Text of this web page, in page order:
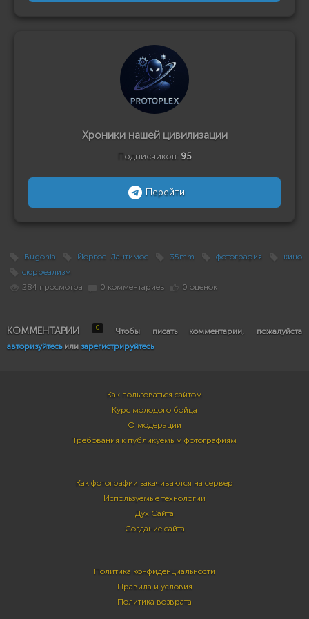
Хроники нашей цивилизации
Подписчиков: 95
Перейти
Bugonia Йоргос Лантимос 35mm фотография
кино
сюрреализм
284 просмотра
0 комментариев 0 оценок
КОММЕНТАРИИ 0
Чтобы писать комментарии, пожалуйста
авторизуйтесьили зарегистрируйтесь
Как пользоваться сайтом
Курс молодого бойца
О модерации
Требования к публикуемым фотографиям
Как фотографии закачиваются на сервер
Используемые технологии
Дух Сайта
Создание сайта
Политика конфиденциальности
Правила и условия
Политика возврата